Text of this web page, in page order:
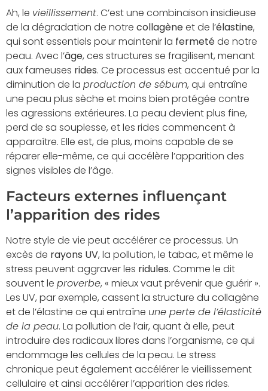
Ah, le vieillissement. C’est une combinaison insidieuse
de la dégradation de notre collagèneet de l’élastine,
qui sont essentiels pour maintenir la fermetéde notre
peau. Avec l’âge, ces structures se fragilisent, menant
aux fameuses rides. Ce processus est accentué par la
diminution de la production de sébum, qui entraîne
une peau plus sèche et moins bien protégée contre
les agressions extérieures. La peau devient plus fine,
perd de sa souplesse, et les rides commencent à
apparaître. Elle est, de plus, moins capable de se
réparer elle-même, ce qui accélère l’apparition des
signes visibles de l’âge.
Facteurs externes influençant
l’apparition des rides
Notre style de vie peut accélérer ce processus. Un
excès de rayons UV, la pollution, le tabac, et même le
stress peuvent aggraver les ridules. Comme le dit
souvent le proverbe, « mieux vaut prévenir que guérir ».
Les UV, par exemple, cassent la structure du collagène
et de l’élastine ce qui entraîne une perte de l’élasticité
de la peau. La pollution de l’air, quant à elle, peut
introduire des radicaux libres dans l’organisme, ce qui
endommage les cellules de la peau. Le stress
chronique peut également accélérer le vieillissement
cellulaire et ainsi accélérer l’apparition des rides.